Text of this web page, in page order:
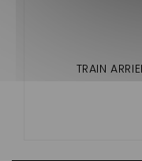
TRAIN